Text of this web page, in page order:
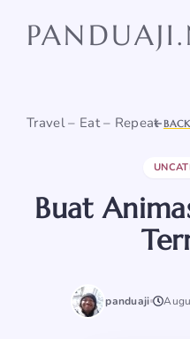
Travel – Eat – Repeat
Buat
panduaji